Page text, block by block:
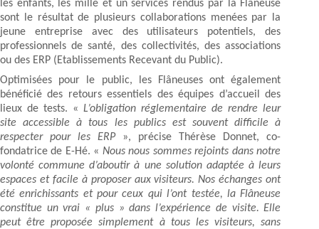
les enfants, les mille et un services rendus par la Flâneuse
sont le résultat de plusieurs collaborations menées par la
jeune entreprise avec des utilisateurs potentiels, des
professionnels de santé, des collectivités, des associations
ou des ERP (Etablissements Recevant du Public).
Optimisées pour le public, les Flâneuses ont également
bénéficié des retours essentiels des équipes d’accueil des
lieux de tests. «L’obligation réglementaire de rendre leur
site accessible à tous les publics est souvent difficile à
respecter pour les ERP», précise Thérèse Donnet, co-
fondatrice de E-Hé. « Nous nous sommes rejoints dans notre
volonté commune d’aboutir à une solution adaptée à leurs
espaces et facile à proposer aux visiteurs. Nos échanges ont
été enrichissants et pour ceux qui l’ont testée, la Flâneuse
constitue un vrai « plus » dans l’expérience de visite. Elle
peut être proposée simplement à tous les visiteurs, sans